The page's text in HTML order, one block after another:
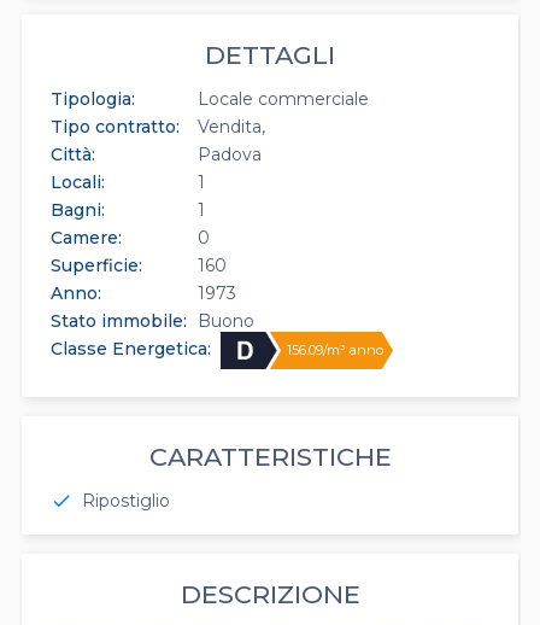
DETTAGLI
Tipologia:
Locale commerciale
Tipo contratto:
Vendita
Città:
Padova
Locali:
1
Bagni:
1
Camere:
0
Superficie:
160
Anno:
1973
Stato immobile:
Buono
Classe Energetica:
156.09/m³ anno
CARATTERISTICHE
check Ripostiglio
DESCRIZIONE